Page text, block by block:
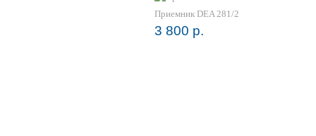
Приемник DEA 281/2
3 800 р.